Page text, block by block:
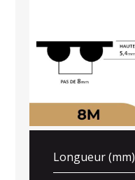
Longueur (mm)